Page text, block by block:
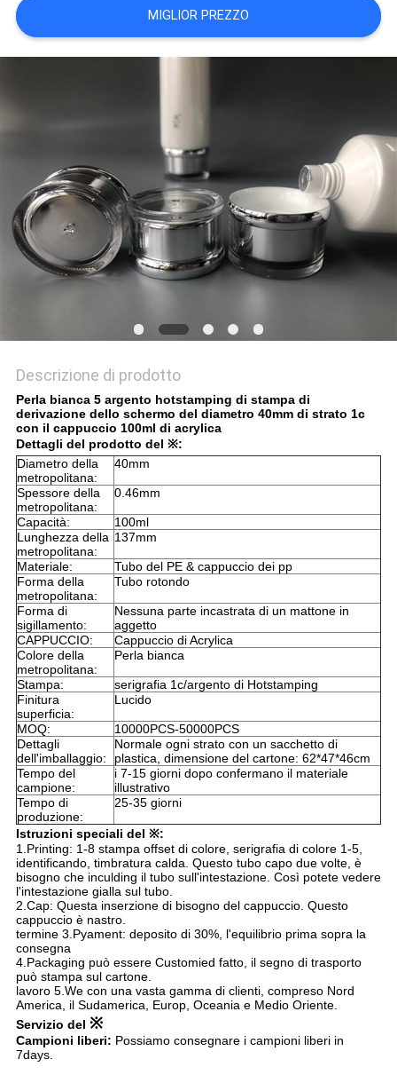
COMPANY
NEWS
MIGLIOR PREZZO
Descrizione di prodotto
Perla bianca 5 argento hotstamping di stampa di
derivazione dello schermo del diametro 40mm di strato 1c
con il cappuccio 100ml di acrylica
Dettagli del prodotto del ※:
Diametro della
metropolitana:
40mm
Spessore della
metropolitana:
0.46mm
Capacità:
100ml
Lunghezza della
metropolitana:
137mm
Materiale:
Tubo del PE & cappuccio dei pp
Forma della
metropolitana:
Tubo rotondo
Forma di
sigillamento:
Nessuna parte incastrata di un mattone in
aggetto
CAPPUCCIO:
Cappuccio di Acrylica
Colore della
metropolitana:
Perla bianca
Stampa:
serigrafia 1c/argento di Hotstamping
Finitura
superficia:
Lucido
MOQ:
10000PCS-50000PCS
Dettagli
dell'imballaggio:
Normale ogni strato con un sacchetto di
plastica, dimensione del cartone: 62*47*46cm
Tempo del
campione:
i 7-15 giorni dopo confermano il materiale
illustrativo
Tempo di
produzione:
25-35 giorni
Istruzioni speciali del ※:
1.Printing: 1-8 stampa offset di colore, serigrafia di colore 1-5,
identificando, timbratura calda. Questo tubo capo due volte, è
bisogno che inculding il tubo sull'intestazione. Così potete vedere
l'intestazione gialla sul tubo.
2.Cap: Questa inserzione di bisogno del cappuccio. Questo
cappuccio è nastro.
termine 3.Pyament: deposito di 30%, l'equilibrio prima sopra la
consegna
4.Packaging può essere Customied fatto, il segno di trasporto
può stampa sul cartone.
lavoro 5.We con una vasta gamma di clienti, compreso Nord
America, il Sudamerica, Europ, Oceania e Medio Oriente.
Servizio del ※
Campioni liberi: Possiamo consegnare i campioni liberi in
7days.